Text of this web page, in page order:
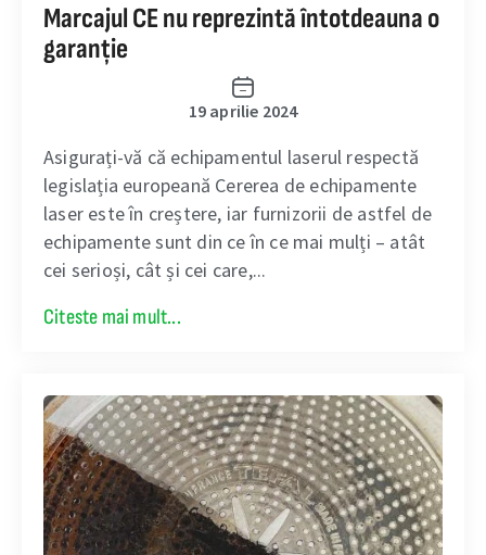
Marcajul CE nu reprezintă întotdeauna o
garanție
19 aprilie 2024
Asigurați-vă că echipamentul laserul respectă
legislația europeană Cererea de echipamente
laser este în creștere, iar furnizorii de astfel de
echipamente sunt din ce în ce mai mulți – atât
cei serioși, cât și cei care,...
Citeste mai mult...